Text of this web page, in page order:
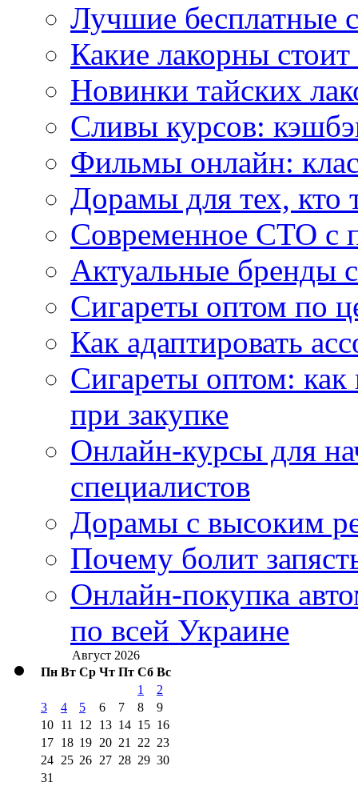
Лучшие бесплатные
Какие лакорны стоит
Новинки тайских
Сливы курсов:
Фильмы онлайн:
Дорамы для тех, кто
Современное СТО с
Актуальные бренды
Сигареты оптом по
Как адаптировать
Сигареты оптом:
при закупке
Онлайн-курсы для
специалистов
Дорамы с высоким
Почему болит
Онлайн-покупка
по всей Украине
Август 2026
Пн Вт Ср Чт Пт Сб Вс
1
2
3
4 5 6 7 8
9
10 11 12 13 14 15 16
17 18 19 20 21 22 23
24 25 26 27 28 29 30
31